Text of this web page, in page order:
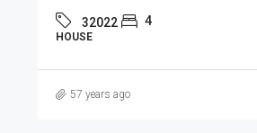
32022 4
HOUSE
57 years ago